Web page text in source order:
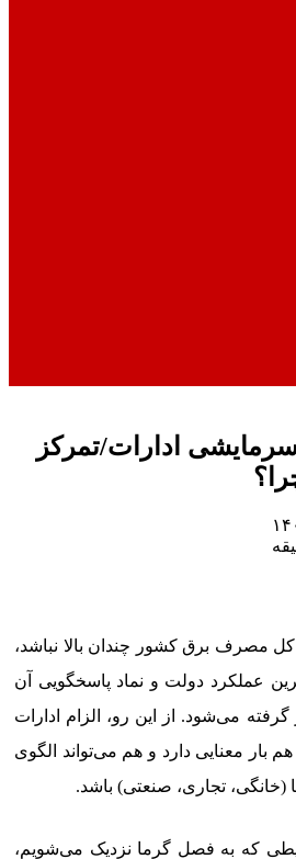
ادارات/تمرکز
مصرف برق کشور چندان بالا نباشد،
عملکرد دولت و نماد پاسخگویی آن
می‌شود. از این رو، الزام ادارات
بار معنایی دارد و هم می‌تواند الگوی
تجاری، صنعتی) باشد.
که به فصل گرما نزدیک می‌شویم،